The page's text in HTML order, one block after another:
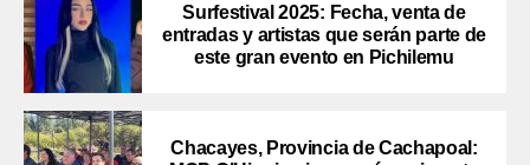
Surfestival 2025: Fecha, venta de
entradas y artistas que serán parte de
este gran evento en Pichilemu
Chacayes, Provincia de Cachapoal: